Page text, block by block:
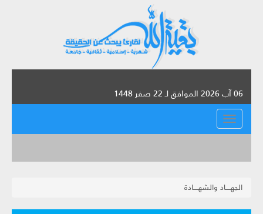
06 آب 2026 الموافق لـ 22 صفر 1448
القائمة
الجهــــاد والشهــــادة